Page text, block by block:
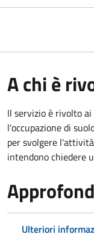
A chi è
Il servizio è rivolto
l'occupazione di
per svolgere
intendono chiedere
Ulteriori